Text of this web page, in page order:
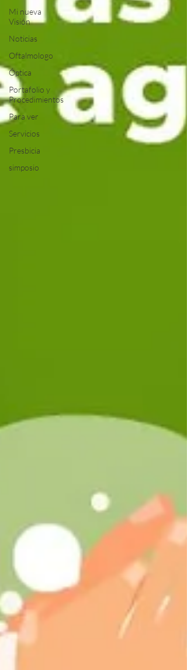
Mi nueva
Visión
Noticias
Oftalmologo
Óptica
Portafolio y
Procedimientos
Para ver
Servicios
Presbicia
simposio